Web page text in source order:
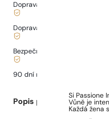
Doprava zdarma od
Doprava od
Bezpečné nakupování a platby
90 dní na
Popis parfému
Si Passione
Vůně je
Každá žena